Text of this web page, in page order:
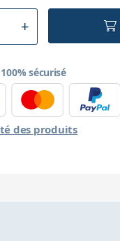
sécurisé
des produits